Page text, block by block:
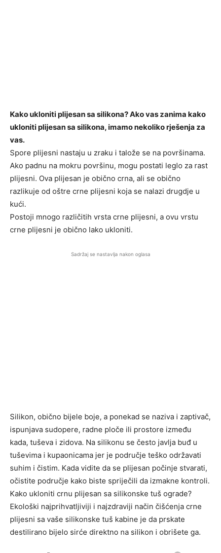
Kako ukloniti plijesan sa silikona? Ako vas zanima kako
ukloniti plijesan sa silikona, imamo nekoliko rješenja za
vas.
Spore plijesni nastaju u zraku i talože se na površinama.
Ako padnu na mokru površinu, mogu postati leglo za rast
plijesni. Ova plijesan je obično crna, ali se obično
razlikuje od oštre crne plijesni koja se nalazi drugdje u
kući.
Postoji mnogo različitih vrsta crne plijesni, a ovu vrstu
crne plijesni je obično lako ukloniti.
Sadržaj se nastavlja nakon oglasa
Silikon, obično bijele boje, a ponekad se naziva i zaptivač,
ispunjava sudopere, radne ploče ili prostore između
kada, tuševa i zidova. Na silikonu se često javlja buđ u
tuševima i kupaonicama jer je područje teško održavati
suhim i čistim. Kada vidite da se plijesan počinje stvarati,
očistite područje kako biste spriječili da izmakne kontroli.
Kako ukloniti crnu plijesan sa silikonske tuš ograde?
Ekološki najprihvatljiviji i najzdraviji način čišćenja crne
plijesni sa vaše silikonske tuš kabine je da prskate
destilirano bijelo sirće direktno na silikon i obrišete ga.